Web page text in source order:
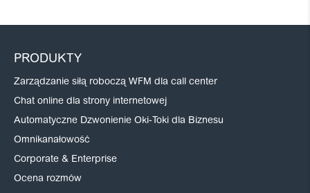
PRODUKTY
Zarządzanie siłą roboczą WFM dla call center
Chat online dla strony internetowej
Automatyczne Dzwonienie Oki-Toki dla Biznesu
Omnikanałowość
Corporate & Enterprise
Ocena rozmów